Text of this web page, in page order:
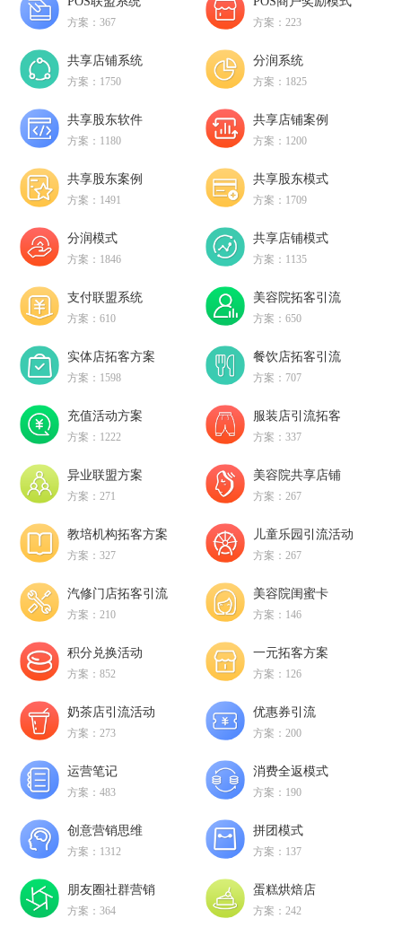
方案：367 方案：223
共享店铺系统
方案：1750
分润系统
方案：1825
共享股东软件
方案：1180
共享店铺案例
方案：1200
共享股东案例
方案：1491
共享股东模式
方案：1709
分润模式
方案：1846
共享店铺模式
方案：1135
支付联盟系统
方案：610
美容院拓客引流
方案：650
实体店拓客方案
方案：1598
餐饮店拓客引流
方案：707
充值活动方案
方案：1222
服装店引流拓客
方案：337
异业联盟方案
方案：271
美容院共享店铺
方案：267
教培机构拓客方案
方案：327
儿童乐园引流活动
方案：267
汽修门店拓客引流
方案：210
美容院闺蜜卡
方案：146
积分兑换活动
方案：852
一元拓客方案
方案：126
奶茶店引流活动
方案：273
优惠券引流
方案：200
运营笔记
方案：483
消费全返模式
方案：190
创意营销思维
方案：1312
拼团模式
方案：137
朋友圈社群营销
方案：364
蛋糕烘焙店
方案：242